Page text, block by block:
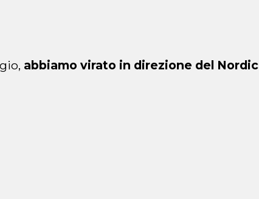
abbiamo virato in direzione del Nordic